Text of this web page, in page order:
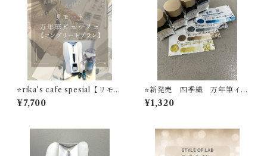
⭐️rika's cafe spesial【リモー
ト万年筆ビュッフェ】 コン
プリートプラン 万年筆１
スプレー STYLE OF LAB
¥7,700
⭐️新発売 四季織 万年筆イン
ク 野山の唄シリーズ セー
ラー万年筆
¥1,320